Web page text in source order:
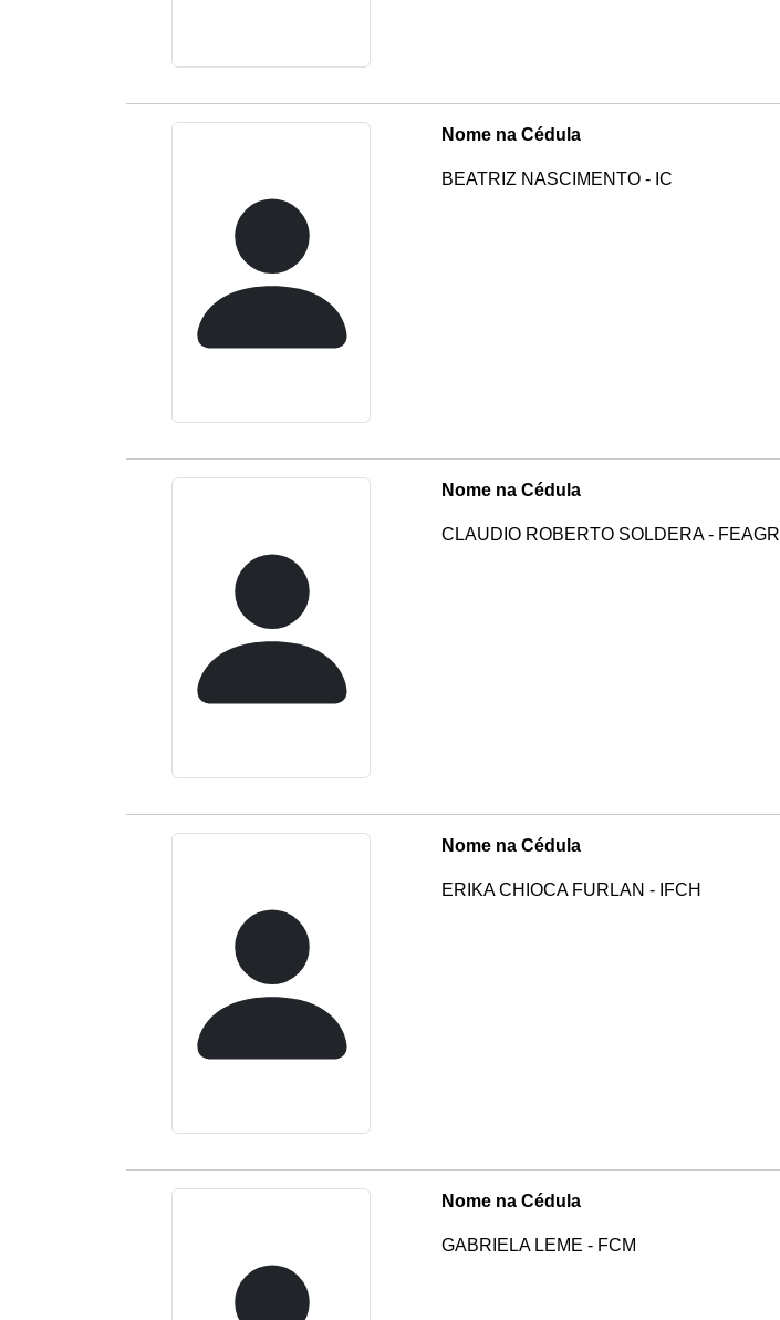
Nome na Cédula
BEATRIZ NASCIMENTO - IC
Nome na Cédula
CLAUDIO ROBERTO SOLDERA - FEAGRI
Nome na Cédula
ERIKA CHIOCA FURLAN - IFCH
Nome na Cédula
GABRIELA LEME - FCM